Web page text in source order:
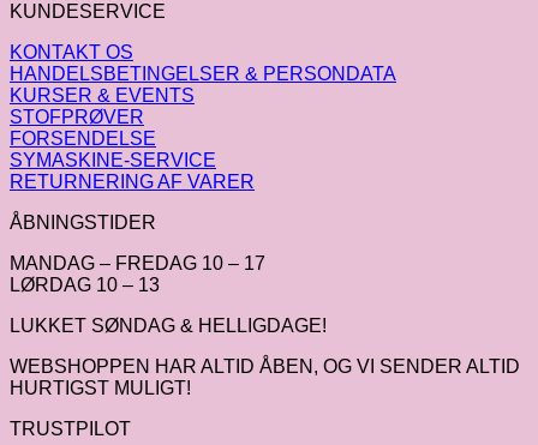
KUNDESERVICE
KONTAKT OS
HANDELSBETINGELSER & PERSONDATA
KURSER & EVENTS
STOFPRØVER
FORSENDELSE
SYMASKINE-SERVICE
RETURNERING AF VARER
ÅBNINGSTIDER
MANDAG – FREDAG 10 – 17
LØRDAG 10 – 13
LUKKET SØNDAG & HELLIGDAGE!
WEBSHOPPEN HAR ALTID ÅBEN, OG VI SENDER ALTID
HURTIGST MULIGT!
TRUSTPILOT